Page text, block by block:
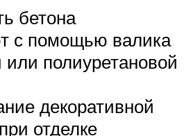
бетона
с помощью валика
или полиуретановой
декоративной
отделке